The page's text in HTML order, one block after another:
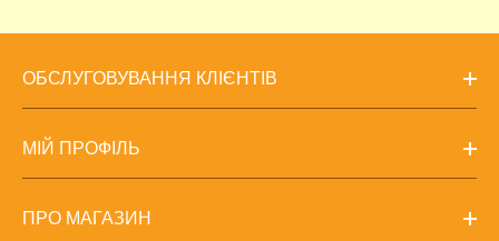
ОБСЛУГОВУВАННЯ КЛІЄНТІВ
МІЙ ПРОФІЛЬ
ПРО МАГАЗИН